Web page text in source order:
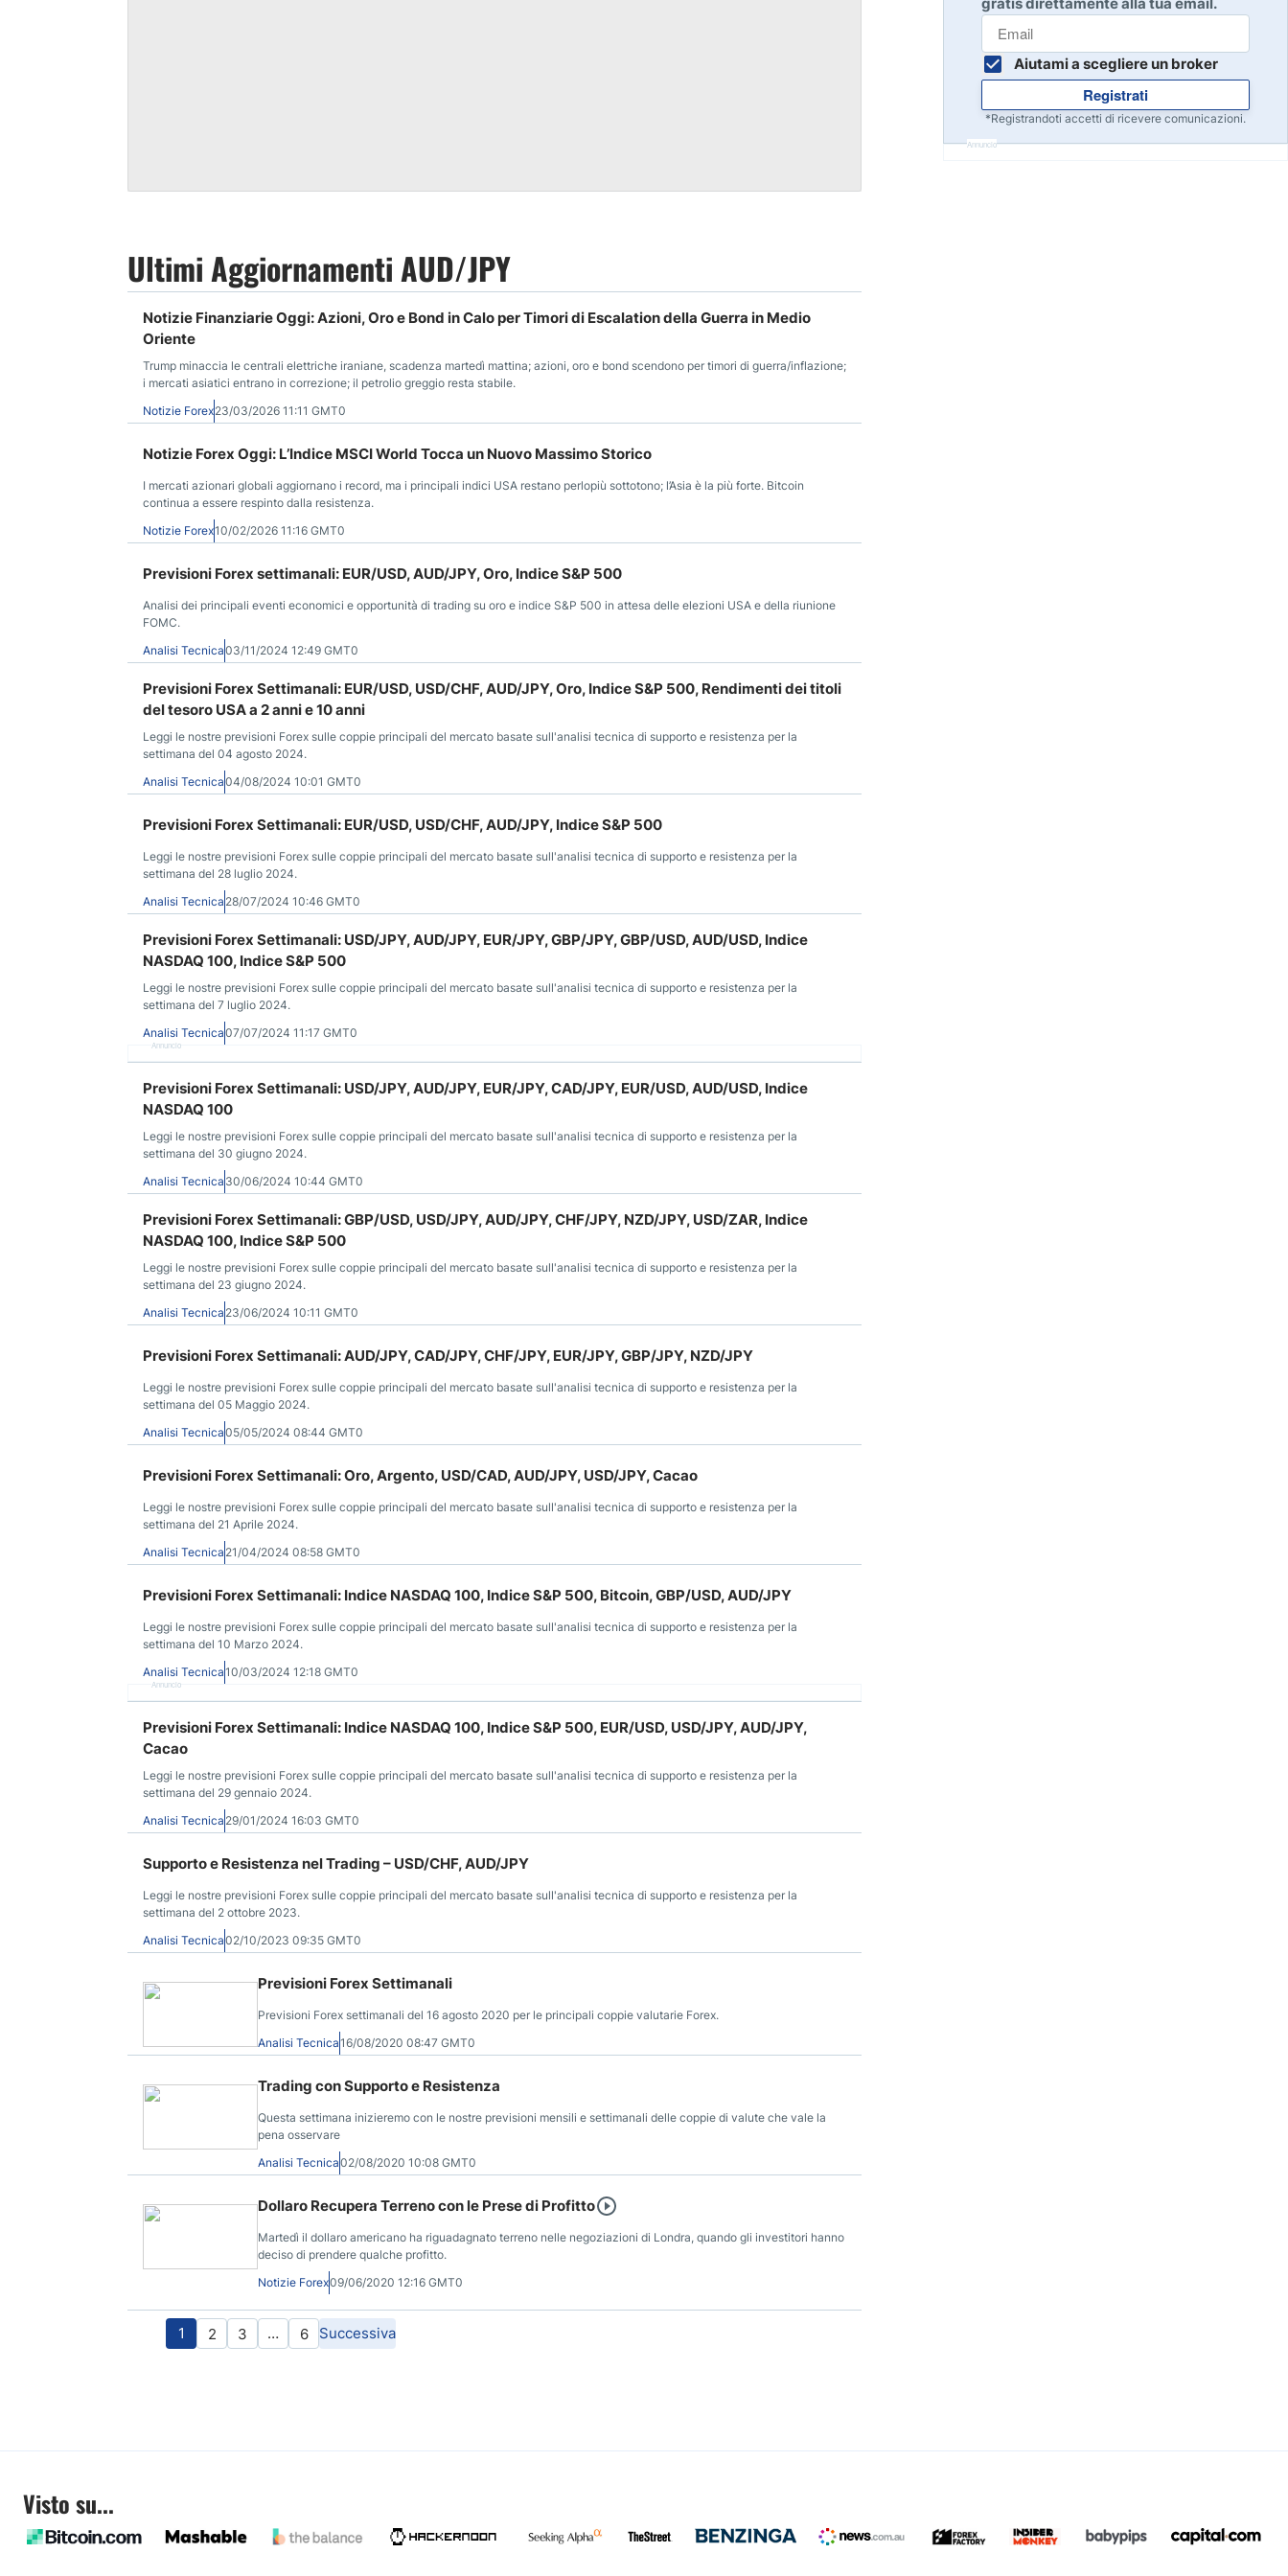
Ultimi Aggiornamenti AUD/JPY
Notizie Finanziarie Oggi: Azioni, Oro e Bond in Calo per Timori di Escalation della Guerra in Medio
Oriente
Trump minaccia le centrali elettriche iraniane, scadenza martedì mattina; azioni, oro e bond scendono per timori di guerra/inflazione;
i mercati asiatici entrano in correzione; il petrolio greggio resta stabile.
Notizie Forex23/03/2026 11:11 GMT0
Notizie Forex Oggi: L’Indice MSCI World Tocca un Nuovo Massimo Storico
I mercati azionari globali aggiornano i record, ma i principali indici USA restano perlopiù sottotono; l’Asia è la più forte. Bitcoin
continua a essere respinto dalla resistenza.
Notizie Forex10/02/2026 11:16 GMT0
Previsioni Forex settimanali: EUR/USD, AUD/JPY, Oro, Indice S&P 500
Analisi dei principali eventi economici e opportunità di trading su oro e indice S&P 500 in attesa delle elezioni USA e della riunione
FOMC.
Analisi Tecnica03/11/2024 12:49 GMT0
Previsioni Forex Settimanali: EUR/USD, USD/CHF, AUD/JPY, Oro, Indice S&P 500, Rendimenti dei titoli
del tesoro USA a 2 anni e 10 anni
Leggi le nostre previsioni Forex sulle coppie principali del mercato basate sull'analisi tecnica di supporto e resistenza per la
settimana del 04 agosto 2024.
Analisi Tecnica04/08/2024 10:01 GMT0
Previsioni Forex Settimanali: EUR/USD, USD/CHF, AUD/JPY, Indice S&P 500
Leggi le nostre previsioni Forex sulle coppie principali del mercato basate sull'analisi tecnica di supporto e resistenza per la
settimana del 28 luglio 2024.
Analisi Tecnica 28/07/2024 10:46 GMT0
Previsioni Forex Settimanali: USD/JPY, AUD/JPY, EUR/JPY, GBP/JPY, GBP/USD, AUD/USD, Indice
NASDAQ 100, Indice S&P 500
Leggi le nostre previsioni Forex sulle coppie principali del mercato basate sull'analisi tecnica di supporto e resistenza per la
settimana del 7 luglio 2024.
Analisi Tecnica07/07/2024 11:17 GMT0
Annuncio
Previsioni Forex Settimanali: USD/JPY, AUD/JPY, EUR/JPY, CAD/JPY, EUR/USD, AUD/USD, Indice
NASDAQ 100
Leggi le nostre previsioni Forex sulle coppie principali del mercato basate sull'analisi tecnica di supporto e resistenza per la
settimana del 30 giugno 2024.
Analisi Tecnica 30/06/2024 10:44 GMT0
Previsioni Forex Settimanali: GBP/USD, USD/JPY, AUD/JPY, CHF/JPY, NZD/JPY, USD/ZAR, Indice
NASDAQ 100, Indice S&P 500
Leggi le nostre previsioni Forex sulle coppie principali del mercato basate sull'analisi tecnica di supporto e resistenza per la
settimana del 23 giugno 2024.
Analisi Tecnica 23/06/2024 10:11 GMT0
Previsioni Forex Settimanali: AUD/JPY, CAD/JPY, CHF/JPY, EUR/JPY, GBP/JPY, NZD/JPY
Leggi le nostre previsioni Forex sulle coppie principali del mercato basate sull'analisi tecnica di supporto e resistenza per la
settimana del 05 Maggio 2024.
Analisi Tecnica05/05/2024 08:44 GMT0
Previsioni Forex Settimanali: Oro, Argento, USD/CAD, AUD/JPY, USD/JPY, Cacao
Leggi le nostre previsioni Forex sulle coppie principali del mercato basate sull'analisi tecnica di supporto e resistenza per la
settimana del 21 Aprile 2024.
Analisi Tecnica 21/04/2024 08:58 GMT0
Previsioni Forex Settimanali: Indice NASDAQ 100, Indice S&P 500, Bitcoin, GBP/USD, AUD/JPY
Leggi le nostre previsioni Forex sulle coppie principali del mercato basate sull'analisi tecnica di supporto e resistenza per la
settimana del 10 Marzo 2024.
Analisi Tecnica10/03/2024 12:18 GMT0
Annuncio
Previsioni Forex Settimanali: Indice NASDAQ 100, Indice S&P 500, EUR/USD, USD/JPY, AUD/JPY,
Cacao
Leggi le nostre previsioni Forex sulle coppie principali del mercato basate sull'analisi tecnica di supporto e resistenza per la
settimana del 29 gennaio 2024.
Analisi Tecnica 29/01/2024 16:03 GMT0
Supporto e Resistenza nel Trading – USD/CHF, AUD/JPY
Leggi le nostre previsioni Forex sulle coppie principali del mercato basate sull'analisi tecnica di supporto e resistenza per la
settimana del 2 ottobre 2023.
Analisi Tecnica02/10/2023 09:35 GMT0
Previsioni Forex Settimanali
Previsioni Forex settimanali del 16 agosto 2020 per le principali coppie valutarie Forex.
Analisi Tecnica16/08/2020 08:47 GMT0
Trading con Supporto e Resistenza
Questa settimana inizieremo con le nostre previsioni mensili e settimanali delle coppie di valute che vale la
pena osservare
Analisi Tecnica02/08/2020 10:08 GMT0
Dollaro Recupera Terreno con le Prese di Profitto
Martedì il dollaro americano ha riguadagnato terreno nelle negoziazioni di Londra, quando gli investitori hanno
deciso di prendere qualche profitto.
Notizie Forex09/06/2020 12:16 GMT0
1 2 3 … 6 Successiva
Inizia
Inizia
Aiutami a scegliere un broker
Registrati
*Registrandoti accetti di ricevere comunicazioni.
Annuncio
Visto su...